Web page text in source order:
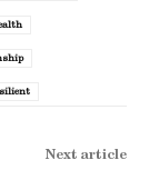
Next article